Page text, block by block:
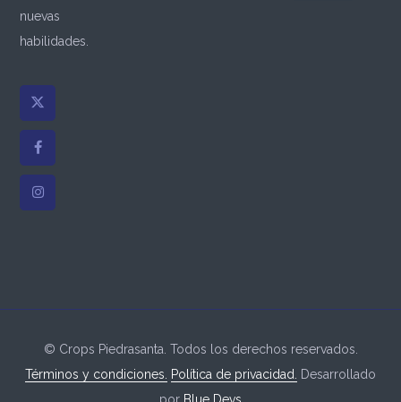
nuevas
habilidades.
© Crops Piedrasanta. Todos los derechos reservados.
Términos y condiciones.
Política de privacidad.
Desarrollado